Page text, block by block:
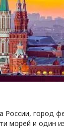
России, город
морей и один